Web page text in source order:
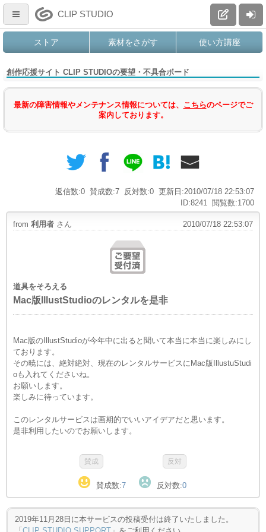
CLIP STUDIO
ストア 素材をさがす 使い方講座
創作応援サイト CLIP STUDIOの要望・不具合ボード
最新の障害情報やメンテナンス情報については、 こちらのページでご
案内しております。
更新日:2010/07/18 22:53:07
反対数:0
賛成数:7
返信数:0
閲覧数:1700
ID:8241
from 利用者 さん 2010/07/18 22:53:07
道具をそろえる
Mac版IllustStudioのレンタルを是非
Mac版のIllustStudioが今年中に出ると聞いて本当に本当に楽しみにし
ております。
その暁には、絶対絶対、現在のレンタルサービスにMac版IllustuStudi
oも入れてくださいね。
お願いします。
楽しみに待っています。
このレンタルサービスは画期的でいいアイデアだと思います。
是非利用したいのでお願いします。
賛成数:7 反対数:0
2019年11月28日に本サービスの投稿受付は終了いたしました。